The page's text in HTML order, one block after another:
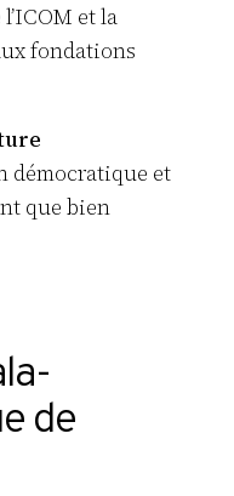
et la
fondations
démocratique et
que bien
de